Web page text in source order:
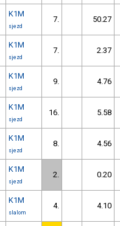
K1M
sjezd
7. 50.27
K1M
sjezd
7. 2.37
K1M
sjezd
9. 4.76
K1M
sjezd
16. 5.58
K1M
sjezd
8. 4.56
K1M
sjezd
2. 0.20
K1M
slalom
4. 4.10